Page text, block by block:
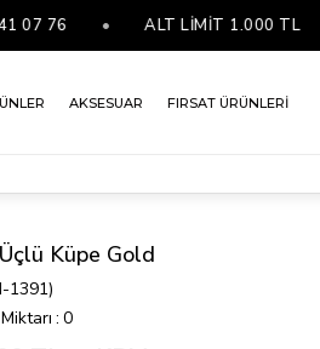
76 • ALT LİMİT 1.000 TL •
AKSESUAR FIRSAT ÜRÜNLERİ
Küpe Gold
1391)
: 0